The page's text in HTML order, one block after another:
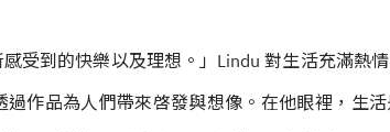
受到的快樂以及理想。」Lindu 對生活充滿熱
作品為人們帶來啓發與想像。在他眼裡，生